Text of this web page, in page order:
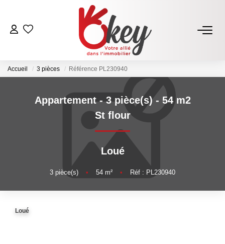
ACHETER
Terrains À Bâtir Issoire
Acheter Avec Okey
VENDRE
Estimer Mon Bien
Accueil 3 pièces Référence PL230940
Appartement - 3 pièce(s) - 54 m2
St flour
Loué
3 pièce(s) • 54 m² • Réf : PL230940
Loué